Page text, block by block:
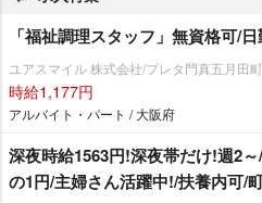
「福祉調理スタッフ」無資格可/
ユアスマイル 株式会社/プレタ門真五月田町
時給1,177円
アルバイト・パート / 大阪府
深夜時給1563円!深夜帯だけ!週2
の1円/主婦さん活躍中!/扶養内可/